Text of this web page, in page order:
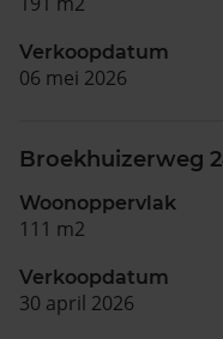
Verkoopdatum
06 mei 2026
Broekhuizerweg
Woonoppervlak
111 m2
Verkoopdatum
30 april 2026